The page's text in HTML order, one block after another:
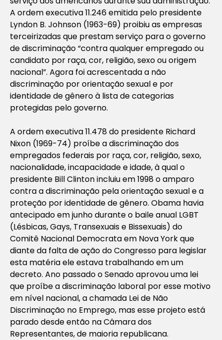
A ordem executiva 11.246 emitida pelo presidente
Lyndon B. Johnson (1963-69) proibiu as empresas
terceirizadas que prestam serviço para o governo
de discriminação “contra qualquer empregado ou
candidato por raça, cor, religião, sexo ou origem
nacional”. Agora foi acrescentada a não
discriminação por orientação sexual e por
identidade de gênero à lista de categorias
protegidas pelo governo.
A ordem executiva 11.478 do presidente Richard
Nixon (1969-74) proíbe a discriminação dos
empregados federais por raça, cor, religião, sexo,
nacionalidade, incapacidade e idade, à qual o
presidente Bill Clinton incluiu em 1998 o amparo
contra a discriminação pela orientação sexual e a
proteção por identidade de gênero. Obama havia
antecipado em junho durante o baile anual LGBT
(Lésbicas, Gays, Transexuais e Bissexuais) do
Comitê Nacional Democrata em Nova York que
diante da falta de ação do Congresso para legislar
esta matéria ele estava trabalhando em um
decreto. Ano passado o Senado aprovou uma lei
que proíbe a discriminação laboral por esse motivo
em nível nacional, a chamada Lei de Não
Discriminação no Emprego, mas esse projeto está
parado desde então na Câmara dos
Representantes, de maioria republicana.